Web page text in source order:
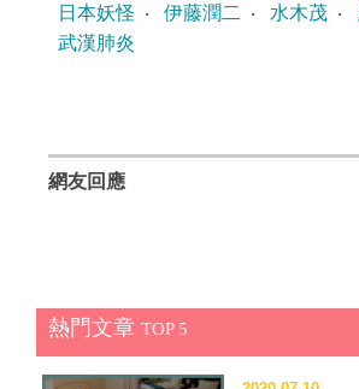
日本妖怪 ‧ 伊藤潤二 ‧ 水木茂 ‧
武漢肺炎
網友回應
熱門文章 TOP 5